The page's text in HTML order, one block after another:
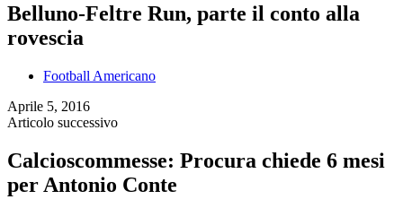
Belluno-Feltre Run, parte il conto alla
rovescia
Football Americano
Aprile 5, 2016
Articolo successivo
Calcioscommesse: Procura chiede 6 mesi
per Antonio Conte